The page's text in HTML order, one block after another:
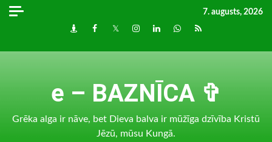
Skip
7. augusts, 2026
DraugiemFacebook
TwitterInstagram
LinkedInwhatsapp
RSS
e – BAZNĪCA ✞
Grēka alga ir nāve, bet Dieva balva ir mūžīga dzīvība Kristū
Jēzū, mūsu Kungā.